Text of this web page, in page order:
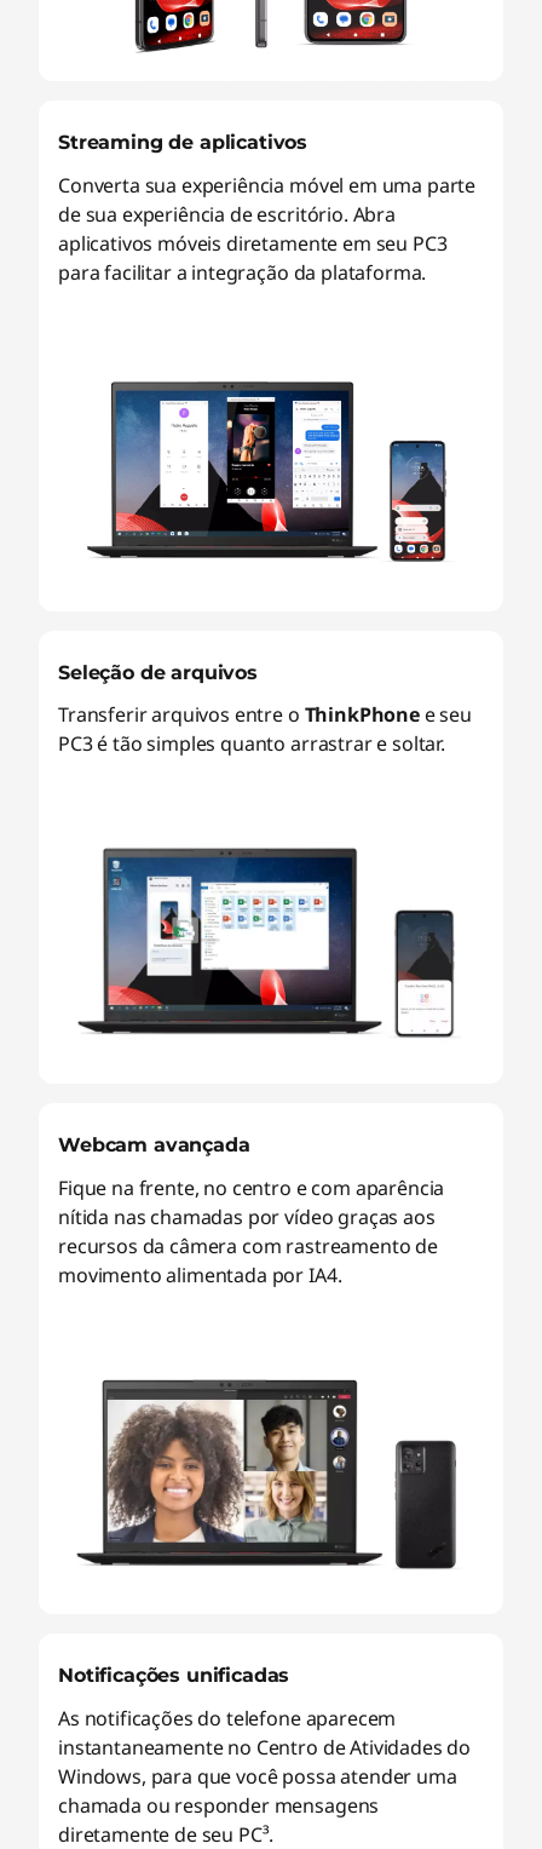
Streaming de aplicativos
Converta sua experiência móvel em uma parte
de sua experiência de escritório. Abra
aplicativos móveis diretamente em seu PC3
para facilitar a integração da plataforma.
Seleção de arquivos
Transferir arquivos entre o ThinkPhonee seu
PC3 é tão simples quanto arrastrar e soltar.
Webcam avançada
Fique na frente, no centro e com aparência
nítida nas chamadas por vídeo graças aos
recursos da câmera com rastreamento de
movimento alimentada por IA4.
Notificações unificadas
As notificações do telefone aparecem
instantaneamente no Centro de Atividades do
Windows, para que você possa atender uma
chamada ou responder mensagens
diretamente de seu PC³.